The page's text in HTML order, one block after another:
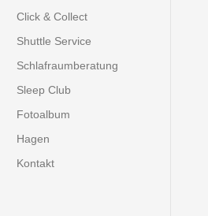
Click & Collect
Shuttle Service
Schlafraumberatung
Sleep Club
Fotoalbum
Hagen
Kontakt